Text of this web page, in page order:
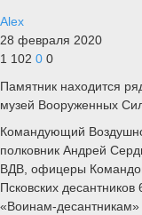
Alex
28 февраля 2020
1 102 0 0
Памятник находится
музей Вооруженных
Командующий
полковник Андрей
ВДВ, офицеры
Псковских
«Воинам-